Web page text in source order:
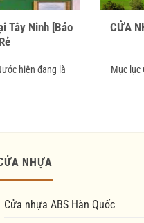
Tây Ninh [Báo
hiện đang là
CỬA
Mục lục
NHỰA
Cửa nhựa ABS Hàn Quốc